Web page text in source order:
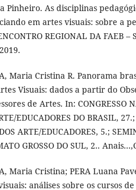
Pinheiro. As disciplinas
em artes visuais: sobre a
REGIONAL DA FAEB –
Maria Cristina R. Panorama
Visuais: dados a partir do
de Artes. In: CONGRESSO
EDUCADORES DO BRASIL, 27.;
ARTE/EDUCADORES, 5.;
GROSSO DO SUL, 2..
Maria Cristina; PERA Luana
análises sobre os cursos